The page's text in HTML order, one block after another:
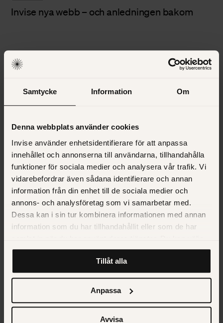
Samtycke Information Om
Denna webbplats använder cookies
Invise använder enhetsidentifierare för att anpassa
innehållet och annonserna till användarna, tillhandahålla
funktioner för sociala medier och analysera vår trafik. Vi
vidarebefordrar även sådana identifierare och annan
information från din enhet till de sociala medier och
annons- och analysföretag som vi samarbetar med.
Dessa kan i sin tur kombinera informationen med annan
information som du har tillhandahållit eller som de har
att klicka på “information” för att välja och justera vilka
cookies som ska sättas. Läs vår
cookies, deras funktion, varför vi använder dem och hur
Tillåt alla
Anpassa
Avvisa
Invise nya webb – och anledningen bakom
NYHET
Atrium Ljungbergs kampanj nominerad till
Swedish Content Awards 2024